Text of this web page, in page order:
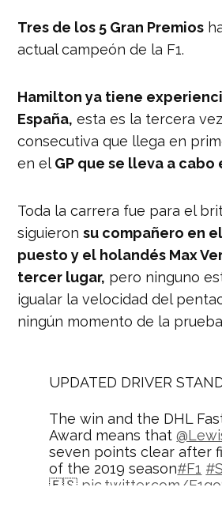
Tres de los 5 Gran Premios
actual campeón de la F1.
Hamilton ya tiene
España, esta es la tercera
consecutiva que llega en
en el GP que se lleva a cabo
Toda la carrera fue para el
siguieronsu compañero en
puesto y el holandés Max
tercer lugar, pero ninguno
igualar la velocidad del
ningún momento de la
UPDATED DRIVER
The win and the DHL
Award means that
seven points clear after
of the 2019 season#F1
🇪🇸 pic.twitter.com/